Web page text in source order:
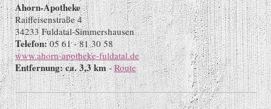
Ahorn-Apotheke
Raiffeisenstraße 4
34233 Fuldatal-Simmershausen
Telefon:05 61 - 81 30 58
www.ahorn-apotheke-fuldatal.de
Entfernung: ca. 3,3 km-Route